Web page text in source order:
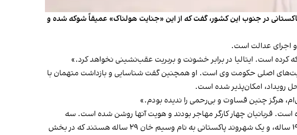
در جنوب این کشور، گفت که از این «جنایت هولناک» عمیقاً شوکه شده و
اجرای عدالت است.
کرده است. ایتالیا در برابر خشونت و بربریت عقب‌نشینی نخواهد کرد.»
اصلی حکومت وی است. او همچنین گفت شناسایی و بازداشت متهمان با
رویداد، امکان‌پذیر شده است.
است. قربانیان چهار کارگر مهاجر بودند و هویت آنها روشن شده است. سه
پناهجوی افغان به نام‌های امین افضل خوگیانی ۲۸ ساله، صفی ایجاد ۲۷ ساله و عصمت‌الله قایمی ۱۹ ساله، و یک شهروند پاکستانی به نام وسیم خان ۲۹ ساله هستند که در بخش